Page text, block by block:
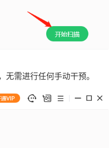
需进行任何手动干预。